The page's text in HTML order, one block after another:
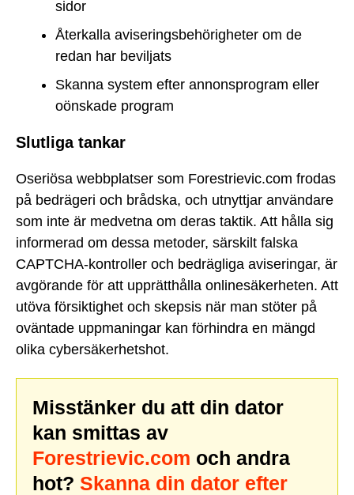
sidor
Återkalla aviseringsbehörigheter om de
redan har beviljats
Skanna system efter annonsprogram eller
oönskade program
Slutliga tankar
Oseriösa webbplatser som Forestrievic.com frodas
på bedrägeri och brådska, och utnyttjar användare
som inte är medvetna om deras taktik. Att hålla sig
informerad om dessa metoder, särskilt falska
CAPTCHA-kontroller och bedrägliga aviseringar, är
avgörande för att upprätthålla onlinesäkerheten. Att
utöva försiktighet och skepsis när man stöter på
oväntade uppmaningar kan förhindra en mängd
olika cybersäkerhetshot.
Misstänker du att din dator
kan smittas av
Forestrievic.com och andra
hot? Skanna din dator efter